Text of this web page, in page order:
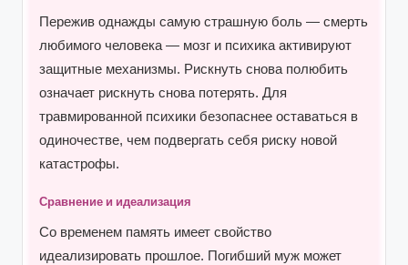
Пережив однажды самую страшную боль — смерть
любимого человека — мозг и психика активируют
защитные механизмы. Рискнуть снова полюбить
означает рискнуть снова потерять. Для
травмированной психики безопаснее оставаться в
одиночестве, чем подвергать себя риску новой
катастрофы.
Сравнение и идеализация
Со временем память имеет свойство
идеализировать прошлое. Погибший муж может